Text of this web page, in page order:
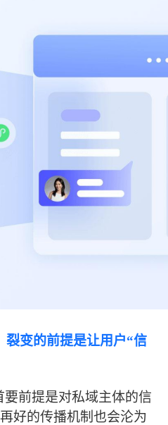
裂变的前提是让用户“信
前提是对私域主体的信
好的传播机制也会沦为